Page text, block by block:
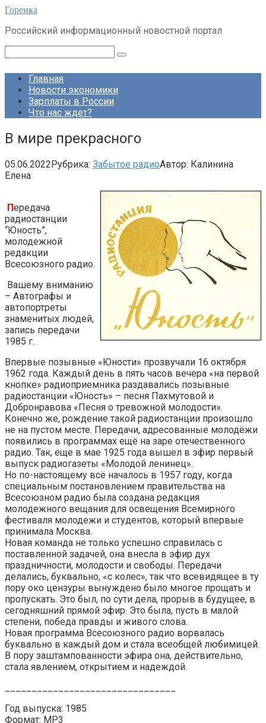
Перейти
контенту
Горенка
Российский информационный новостной портал
Главная
Новости экономики
Зарплаты в России
Что нас ждет?
В мире прекрасного
05.06.2022Рубрика: Забытое радиоАвтор: Калинина
Елена
Передача
радиостанции
“Юность”,
молодежной
редакции
Всесоюзного радио.
Вашему вниманию
– Автографы и
автопортреты
знаменитых людей,
запись передачи
1985 г.
Впервые позывные «Юности» прозвучали 16 октября
1962 года. Каждый день в пять часов вечера «на первой
кнопке» радиоприемника раздавались позывные
радиостанции «Юность» – песня Пахмутовой и
Добронравова «Песня о тревожной молодости».
Конечно же, рождение такой радиостанции произошло
не на пустом месте. Передачи, адресованные молодёжи
появились в программах ещё на заре отечественного
радио. Так, еще в мае 1925 года вышел в эфир первый
выпуск радиогазеты «Молодой ленинец».
Но по-настоящему всё началось в 1957 году, когда
специальным постановлением правительства на
Всесоюзном радио была создана редакция
молодежного вещания для освещения Всемирного
фестиваля молодежи и студентов, который впервые
принимала Москва.
Новая команда не только успешно справилась с
поставленной задачей, она внесла в эфир дух
праздничности, молодости и свободы. Передачи
делались, буквально, «с колес», так что всевидящее в ту
пору око цензуры вынуждено было многое прощать и
пропускать. Это был, по сути дела, прорыв в будущее, в
сегодняшний прямой эфир. Это была, пусть в малой
степени, победа правды и живого слова.
Новая программа Всесоюзного радио ворвалась
буквально в каждый дом и стала всеобщей любимицей.
В пору заштампованности эфира она, действительно,
стала явлением, открытием и надеждой.
Год выпуска: 1985
Формат: MP3